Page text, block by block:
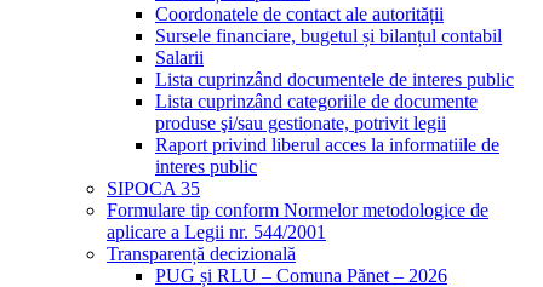
Coordonatele de contact ale autorității
Sursele financiare, bugetul și bilanțul contabil
Salarii
Lista cuprinzând documentele de interes public
Lista cuprinzând categoriile de documente
produse şi/sau gestionate, potrivit legii
Raport privind liberul acces la informatiile de
interes public
SIPOCA 35
Formulare tip conform Normelor metodologice de
aplicare a Legii nr. 544/2001
Transparență decizională
PUG și RLU – Comuna Pănet – 2026